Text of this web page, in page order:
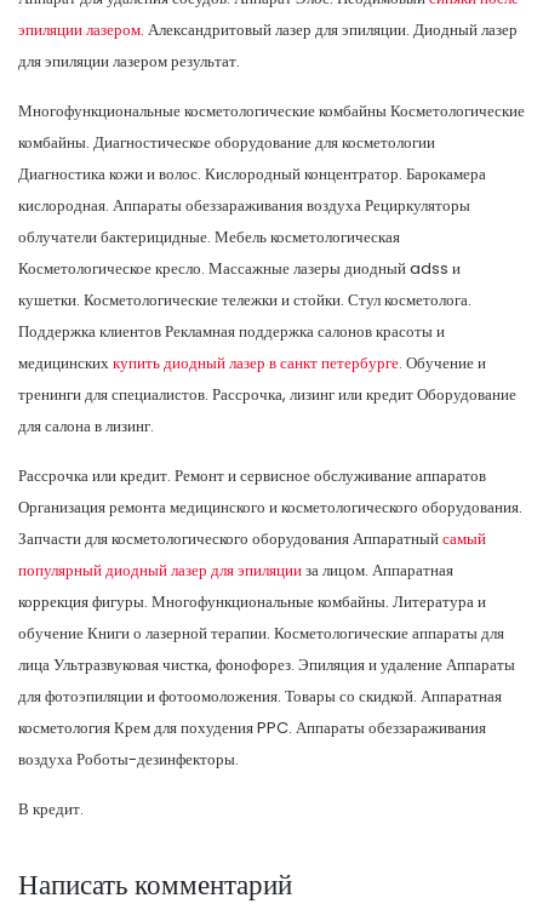
эпиляции лазером. Александритовый лазер для эпиляции. Диодный лазер
для эпиляции лазером результат.
Многофункциональные косметологические комбайны Косметологические
комбайны. Диагностическое оборудование для косметологии
Диагностика кожи и волос. Кислородный концентратор. Барокамера
кислородная. Аппараты обеззараживания воздуха Рециркуляторы
облучатели бактерицидные. Мебель косметологическая
Косметологическое кресло. Массажные лазеры диодный adss и
кушетки. Косметологические тележки и стойки. Стул косметолога.
Поддержка клиентов Рекламная поддержка салонов красоты и
медицинскихкупить диодный лазер в санкт петербурге. Обучение и
тренинги для специалистов. Рассрочка, лизинг или кредит Оборудование
для салона в лизинг.
Рассрочка или кредит. Ремонт и сервисное обслуживание аппаратов
Организация ремонта медицинского и косметологического оборудования.
Запчасти для косметологического оборудования Аппаратныйсамый
популярный диодный лазер для эпиляцииза лицом. Аппаратная
коррекция фигуры. Многофункциональные комбайны. Литература и
обучение Книги о лазерной терапии. Косметологические аппараты для
лица Ультразвуковая чистка, фонофорез. Эпиляция и удаление Аппараты
для фотоэпиляции и фотоомоложения. Товары со скидкой. Аппаратная
косметология Крем для похудения PPC. Аппараты обеззараживания
воздуха Роботы-дезинфекторы.
В кредит.
Написать комментарий